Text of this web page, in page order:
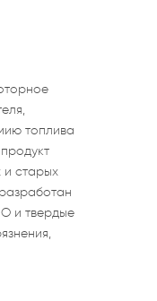
топлива
и старых
и твердые